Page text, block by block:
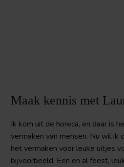
Maak kennis met
Ik kom uit de horeca, en daar is
vermaken van mensen. Nu wil ik
het vermaken voor leuke uitjes
bijvoorbeeld. Een en al feest,